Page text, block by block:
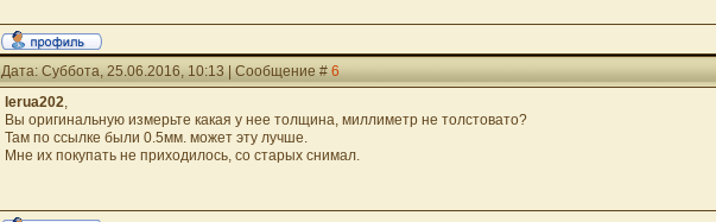
Дата: Суббота, 25.06.2016, 10:13 | Сообщение #6
lerua202,
Вы оригинальную измерьте какая у нее толщина, миллиметр не толстовато?
Там по ссылке были 0.5мм. может эту лучше.
Мне их покупать не приходилось, со старых снимал.